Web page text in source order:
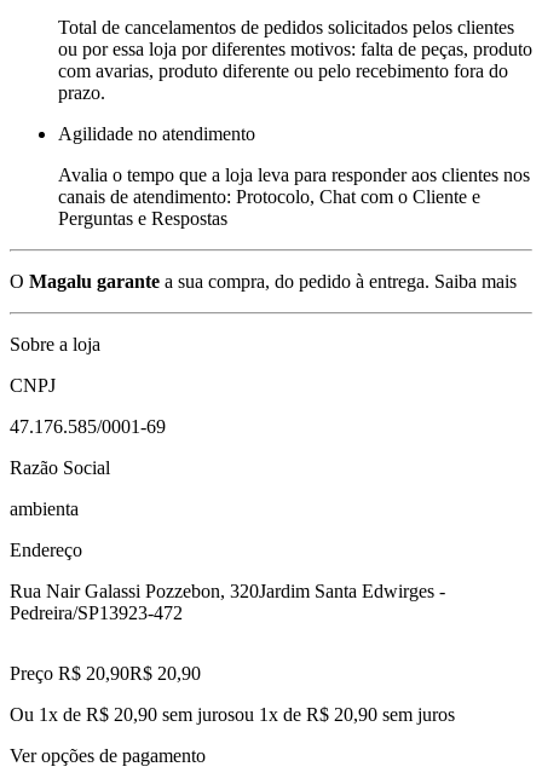
Total de cancelamentos de pedidos solicitados pelos clientes
ou por essa loja por diferentes motivos: falta de peças, produto
com avarias, produto diferente ou pelo recebimento fora do
prazo.
Agilidade no atendimento
Avalia o tempo que a loja leva para responder aos clientes nos
canais de atendimento: Protocolo, Chat com o Cliente e
Perguntas e Respostas
O Magalu garante a sua compra, do pedido à entrega. Saiba mais
Sobre a loja
CNPJ
47.176.585/0001-69
Razão Social
ambienta
Endereço
Rua Nair Galassi Pozzebon, 320Jardim Santa Edwirges -
Pedreira/SP13923-472
Preço R$ 20,90R$ 20,90
Ou 1x de R$ 20,90 sem jurosou 1x de R$ 20,90 sem juros
Ver opções de pagamento